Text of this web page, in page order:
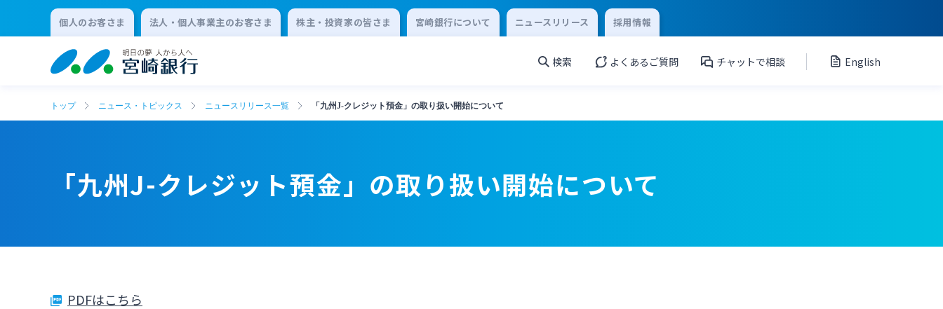
個人のお客さま 法人・個人事業主のお客さま 株主・投資家の皆さま 宮崎銀行について ニュースリリース 採用情報
検索 よくあるご質問 チャットで相談 English
トップ ニュース・トピックス ニュースリリース一覧 「九州J-クレジット預金」の取り扱い開始について
「九州J-クレジット預金」の取り扱い開始について
PDFはこちら